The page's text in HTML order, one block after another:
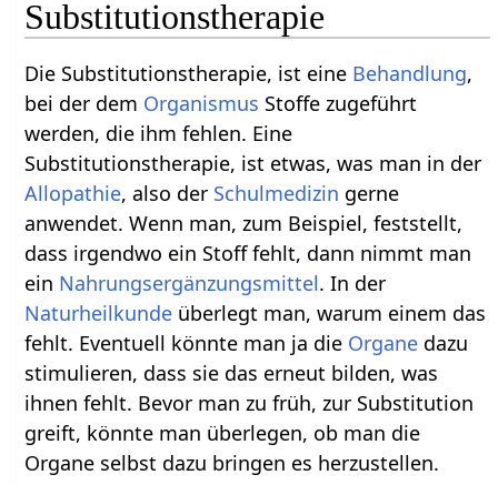
Substitutionstherapie
Die Substitutionstherapie, ist eine Behandlung,
bei der dem Organismus Stoffe zugeführt
werden, die ihm fehlen. Eine
Substitutionstherapie, ist etwas, was man in der
Allopathie, also der Schulmedizin gerne
anwendet. Wenn man, zum Beispiel, feststellt,
dass irgendwo ein Stoff fehlt, dann nimmt man
ein Nahrungsergänzungsmittel. In der
Naturheilkunde überlegt man, warum einem das
fehlt. Eventuell könnte man ja die Organe dazu
stimulieren, dass sie das erneut bilden, was
ihnen fehlt. Bevor man zu früh, zur Substitution
greift, könnte man überlegen, ob man die
Organe selbst dazu bringen es herzustellen.